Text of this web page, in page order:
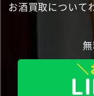
お酒買取について